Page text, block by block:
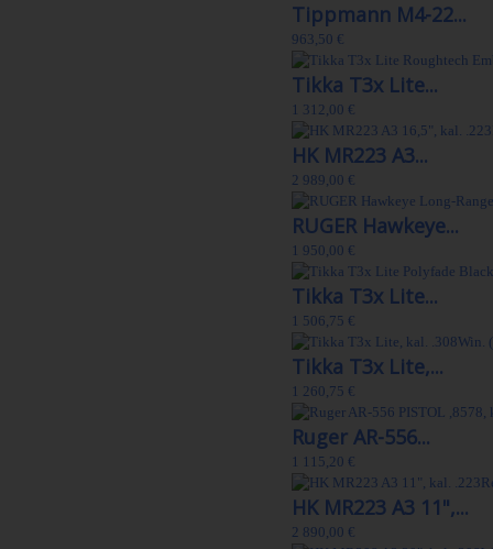
Tippmann M4-22...
963,50 €
Tikka T3x Lite...
1 312,00 €
HK MR223 A3...
2 989,00 €
RUGER Hawkeye...
1 950,00 €
Tikka T3x Lite...
1 506,75 €
Tikka T3x Lite,...
1 260,75 €
Ruger AR-556...
1 115,20 €
HK MR223 A3 11",...
2 890,00 €